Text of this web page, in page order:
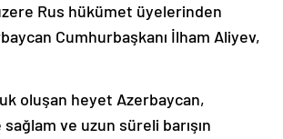
Rus hükümet üyelerinden
Cumhurbaşkanı İlham Aliyev,
oluşan heyet Azerbaycan,
ve uzun süreli barışın